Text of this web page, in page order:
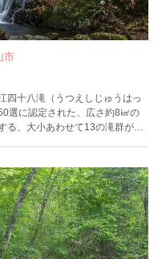
市
四十八滝（うつえしじゅうはっ
選に認定された、広さ約8㎢の
る、大小あわせて13の滝群が見
れた道を辿っていけば、滝めぐ
（かみひらだき）」までは距離
の絶景を見下せる展望台も設備
など、レジャー施設が充実。温
風呂があり、旅の疲れを癒して